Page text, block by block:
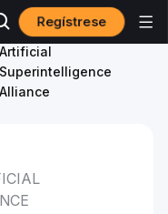
Regístrese
sueca to
Artificial
Superintelligence
Alliance